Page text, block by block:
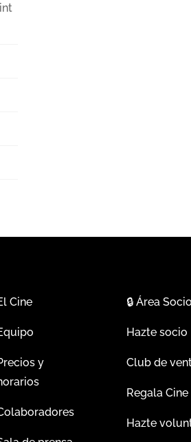
Cine
y
🔒Área
Hazte socio
Club de
Regala Cine
Hazte